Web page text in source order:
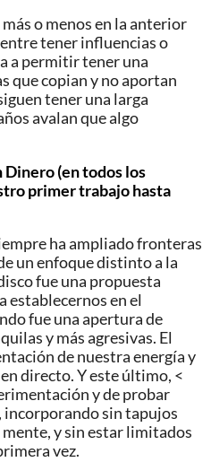
o menos en la anterior
tener influencias o
a permitir tener una
que copian y no aportan
tener una larga
avalan que algo
Dinero (en todos los
primer trabajo hasta
ha ampliado fronteras
un enfoque distinto a la
fue una propuesta
establecernos en el
fue una apertura de
y más agresivas. El
de nuestra energía y
directo. Y este último, <
y de probar
incorporando sin tapujos
y sin estar limitados
vez.